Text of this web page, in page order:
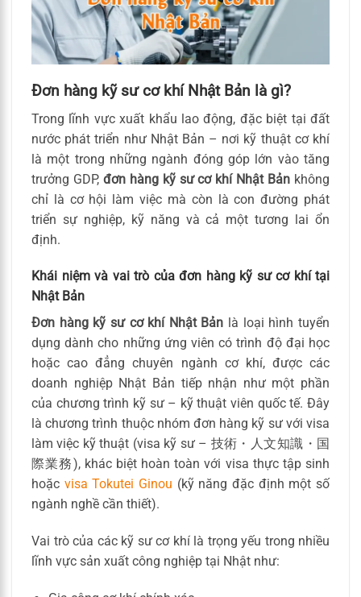
Đơn hàng kỹ sư cơ khí Nhật Bản là gì?
Trong lĩnh vực xuất khẩu lao động, đặc biệt tại đất
nước phát triển như Nhật Bản – nơi kỹ thuật cơ khí
là một trong những ngành đóng góp lớn vào tăng
trưởng GDP, đơn hàng kỹ sư cơ khí Nhật Bản không
chỉ là cơ hội làm việc mà còn là con đường phát
triển sự nghiệp, kỹ năng và cả một tương lai ổn
định.
Khái niệm và vai trò của đơn hàng kỹ sư cơ khí tại
Nhật Bản
Đơn hàng kỹ sư cơ khí Nhật Bản là loại hình tuyển
dụng dành cho những ứng viên có trình độ đại học
hoặc cao đẳng chuyên ngành cơ khí, được các
doanh nghiệp Nhật Bản tiếp nhận như một phần
của chương trình kỹ sư – kỹ thuật viên quốc tế. Đây
là chương trình thuộc nhóm đơn hàng kỹ sư với visa
làm việc kỹ thuật (visa kỹ sư – 技術・人文知識・国
際業務), khác biệt hoàn toàn với visa thực tập sinh
hoặc visa Tokutei Ginou (kỹ năng đặc định một số
ngành nghề cần thiết).
Vai trò của các kỹ sư cơ khí là trọng yếu trong nhiều
lĩnh vực sản xuất công nghiệp tại Nhật như: